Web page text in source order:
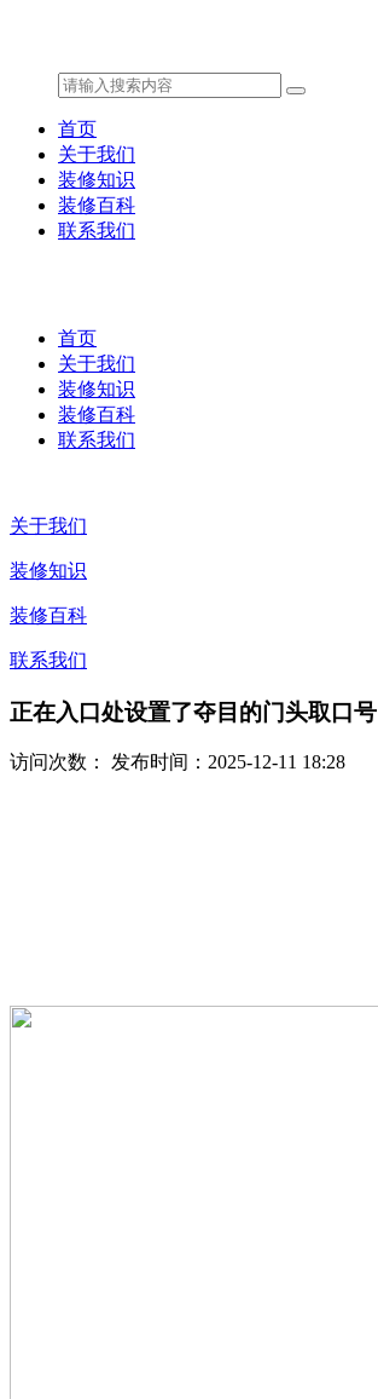
首页
关于我们
装修知识
装修百科
联系我们
首页
关于我们
装修知识
装修百科
联系我们
关于我们
装修知识
装修百科
联系我们
正在入口处设置了夺目的门头取口号
访问次数： 发布时间：2025-12-11 18:28